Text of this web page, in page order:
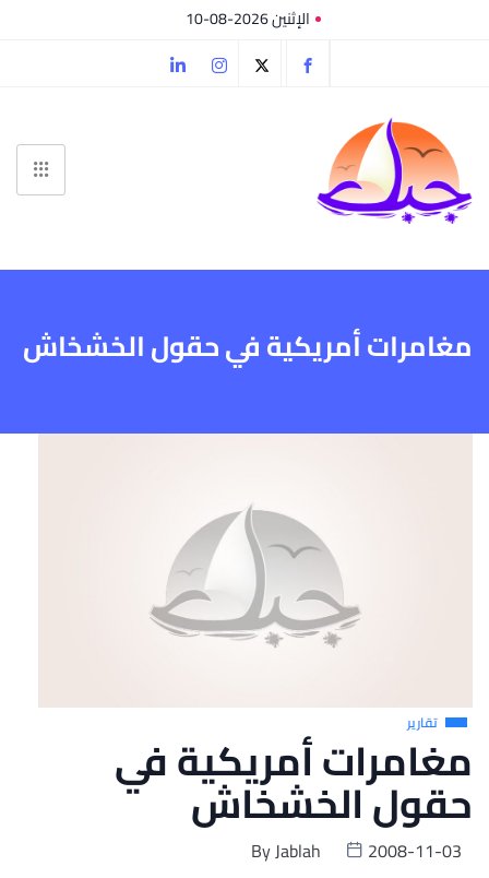
الإثنين 2026-08-10
مغامرات أمريكية في حقول الخشخاش
تقارير
مغامرات أمريكية في
حقول الخشخاش
ByJablah
2008-11-03